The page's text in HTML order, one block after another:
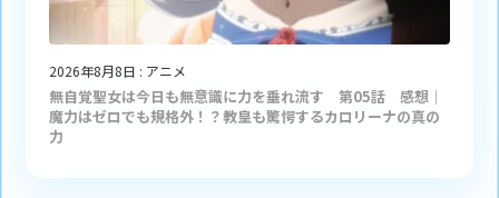
2026年8月8日 : アニメ
無自覚聖女は今日も無意識に力を垂れ流す 第05話 感想｜
魔力はゼロでも規格外！？教皇も驚愕するカロリーナの真の
力